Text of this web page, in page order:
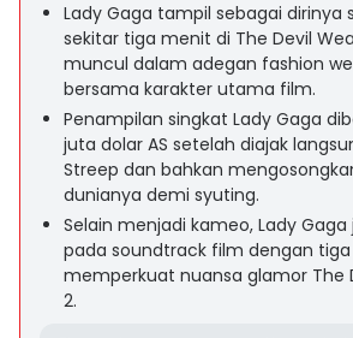
Lady Gaga tampil sebagai dirinya
sekitar tiga menit di The Devil
muncul dalam adegan fashion
bersama karakter utama film.
Penampilan singkat Lady Gaga
juta dolar AS setelah diajak
Streep dan bahkan
dunianya demi syuting.
Selain menjadi kameo, Lady
pada soundtrack film dengan
memperkuat nuansa glamor The
2.